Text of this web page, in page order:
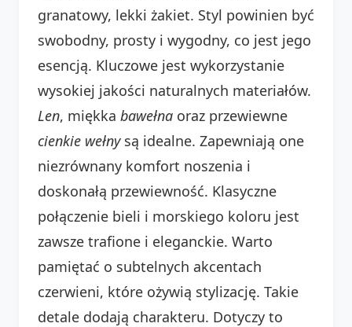
granatowy, lekki żakiet. Styl powinien być
swobodny, prosty i wygodny, co jest jego
esencją. Kluczowe jest wykorzystanie
wysokiej jakości naturalnych materiałów.
Len, miękka bawełna oraz przewiewne
cienkie wełnysą idealne. Zapewniają one
niezrównany komfort noszenia i
doskonałą przewiewność. Klasyczne
połączenie bieli i morskiego koloru jest
zawsze trafione i eleganckie. Warto
pamiętać o subtelnych akcentach
czerwieni, które ożywią stylizację. Takie
detale dodają charakteru. Dotyczy to